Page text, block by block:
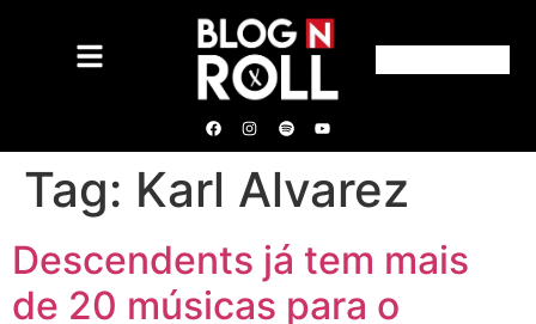
Tag: Karl Alvarez
Descendents já tem mais
de 20 músicas para o